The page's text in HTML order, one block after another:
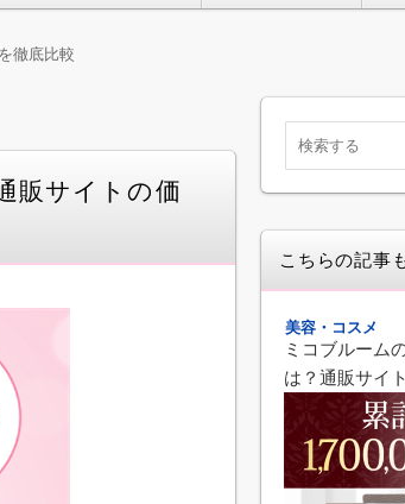
徹底比較
販サイトの価
こちらの記事
美容・コスメ
ミコブルーム
は？通販サイ